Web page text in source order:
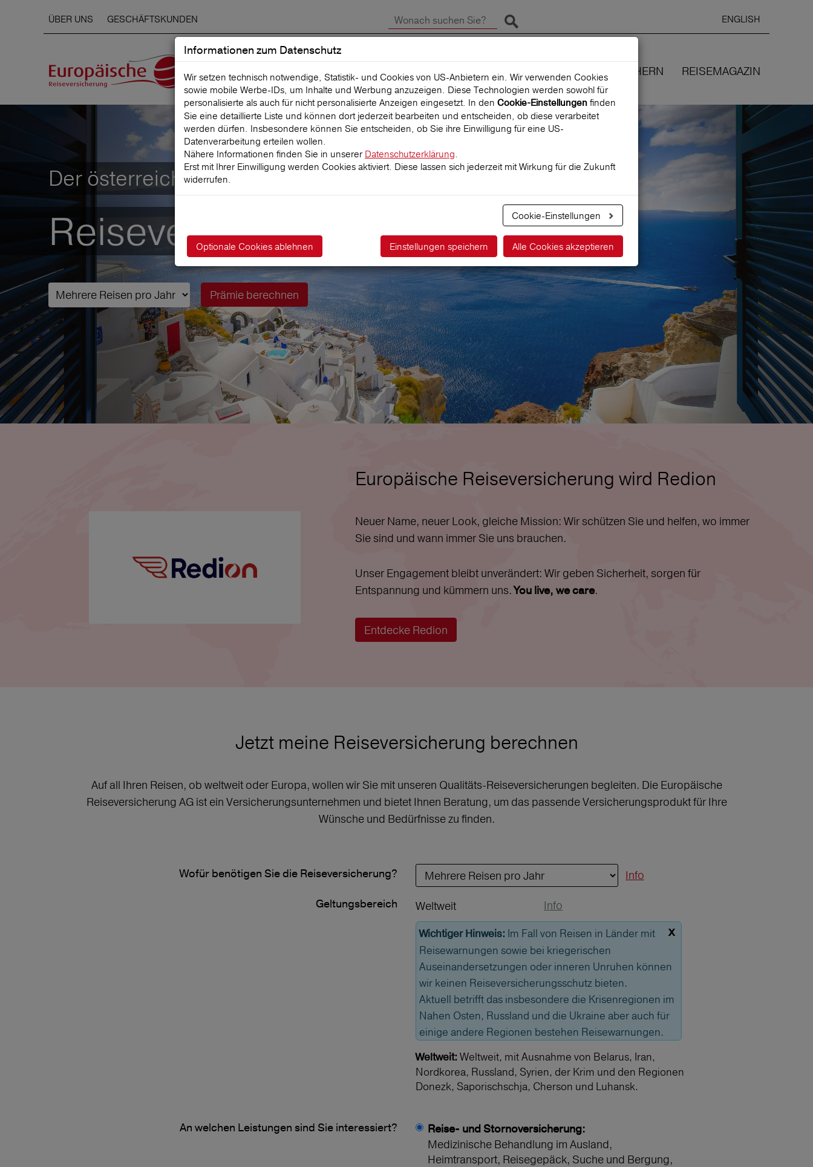
ÜBER UNS GESCHÄFTSKUNDEN
Suche starten
Ausgewählte
Sprache:
DEUTSCH
ENGLISH
SCHADEN MELDEN REISEVERSICHERUNGEN WIR VERSICHERN REISEMAGAZIN
Der österreichische Marktführer für
Reiseversicherungen
Prämie berechnen
Europäische Reiseversicherung wird Redion
Neuer Name, neuer Look, gleiche Mission: Wir schützen Sie und helfen, wo immer
Sie sind und wann immer Sie uns brauchen.
Unser Engagement bleibt unverändert: Wir geben Sicherheit, sorgen für
Entspannung und kümmern uns.You live, we care.
Entdecke Redion
Jetzt meine Reiseversicherung berechnen
Auf all Ihren Reisen, ob weltweit oder Europa, wollen wir Sie mit unseren Qualitäts-Reiseversicherungen begleiten. Die Europäische
Reiseversicherung AG ist ein Versicherungsunternehmen und bietet Ihnen Beratung, um das passende Versicherungsprodukt für Ihre
Wünsche und Bedürfnisse zu finden.
Wofür benötigen Sie die Reiseversicherung? Info
Geltungs­bereich Weltweit Info
x
Wichtiger Hinweis: Im Fall von Reisen in Länder mit
Reisewarnungen sowie bei kriegerischen
Auseinandersetzungen oder inneren Unruhen können
wir keinen Reiseversicherungsschutz bieten.
Aktuell betrifft das insbesondere die Krisenregionen im
Nahen Osten, Russland und die Ukraine aber auch für
einige andere Regionen bestehen Reisewarnungen.
Weltweit: Weltweit, mit Ausnahme von Belarus, Iran,
Nordkorea, Russland, Syrien, der Krim und den Regionen
Donezk, Saporischschja, Cherson und Luhansk.
An welchen Leistungen sind Sie interessiert?
Reise- und Stornoversicherung:
Medizinische Behandlung im Ausland,
Heimtransport, Reisegepäck, Suche und Bergung,
Informationen zum Datenschutz
Wir setzen technisch notwendige, Statistik- und Cookies von US-Anbietern ein. Wir verwenden Cookies
sowie mobile Werbe‑IDs, um Inhalte und Werbung anzuzeigen. Diese Technologien werden sowohl für
personalisierte als auch für nicht personalisierte Anzeigen eingesetzt. In den Cookie-Einstellungen finden
Sie eine detaillierte Liste und können dort jederzeit bearbeiten und entscheiden, ob diese verarbeitet
werden dürfen. Insbesondere können Sie entscheiden, ob Sie ihre Einwilligung für eine US-
Datenverarbeitung erteilen wollen.
Nähere Informationen finden Sie in unserer Datenschutzerklärung.
Erst mit Ihrer Einwilligung werden Cookies aktiviert. Diese lassen sich jederzeit mit Wirkung für die Zukunft
widerrufen.
Cookie-Einstellungen
Alle Cookies akzeptieren
Optionale Cookies ablehnen Einstellungen speichern